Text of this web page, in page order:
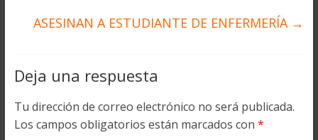
ASESINAN A ESTUDIANTE DE ENFERMERÍA →
Deja una respuesta
Tu dirección de correo electrónico no será publicada.
Los campos obligatorios están marcados con *